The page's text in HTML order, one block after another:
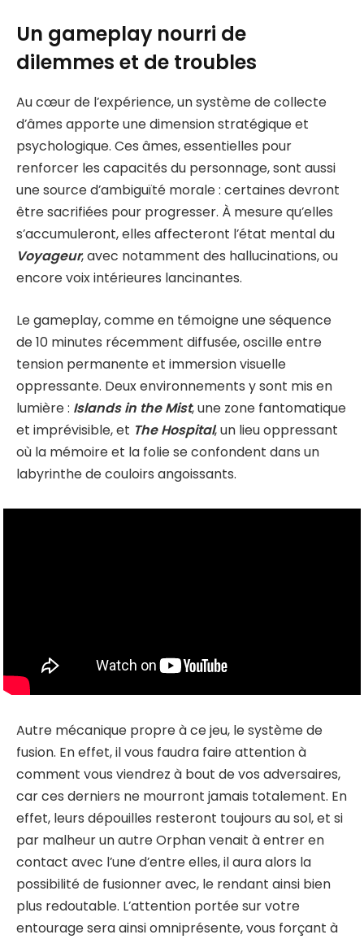
Un gameplay nourri de
dilemmes et de troubles
Au cœur de l’expérience, un système de collecte
d’âmes apporte une dimension stratégique et
psychologique. Ces âmes, essentielles pour
renforcer les capacités du personnage, sont aussi
une source d’ambiguïté morale : certaines devront
être sacrifiées pour progresser. À mesure qu’elles
s’accumuleront, elles affecteront l’état mental du
Voyageur, avec notamment des hallucinations, ou
encore voix intérieures lancinantes.
Le gameplay, comme en témoigne une séquence
de 10 minutes récemment diffusée, oscille entre
tension permanente et immersion visuelle
oppressante. Deux environnements y sont mis en
lumière : Islands in the Mist, une zone fantomatique
et imprévisible, et The Hospital, un lieu oppressant
où la mémoire et la folie se confondent dans un
labyrinthe de couloirs angoissants.
Autre mécanique propre à ce jeu, le système de
fusion. En effet, il vous faudra faire attention à
comment vous viendrez à bout de vos adversaires,
car ces derniers ne mourront jamais totalement. En
effet, leurs dépouilles resteront toujours au sol, et si
par malheur un autre Orphan venait à entrer en
contact avec l’une d’entre elles, il aura alors la
possibilité de fusionner avec, le rendant ainsi bien
plus redoutable. L’attention portée sur votre
entourage sera ainsi omniprésente, vous forçant à